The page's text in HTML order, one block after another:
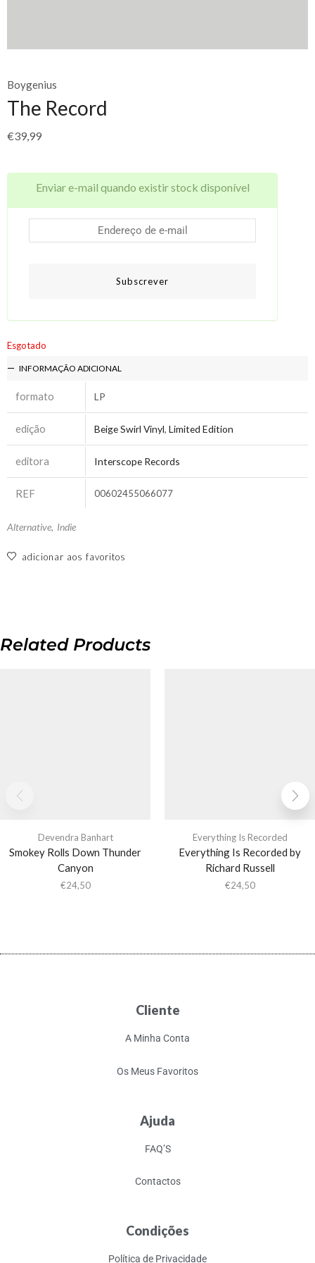
Boygenius
The Record
€39,99
Enviar e-mail quando existir stock disponível
Subscrever
Esgotado
INFORMAÇÃO ADICIONAL
formato LP
edição Beige Swirl Vinyl, Limited Edition
editora Interscope Records
REF 00602455066077
Alternative, Indie
adicionar aos favoritos
Related Products
Devendra Banhart
Smokey Rolls Down Thunder
Canyon
€24,50
Everything Is Recorded
Everything Is Recorded by
Richard Russell
€24,50
Cliente
A Minha Conta
Os Meus Favoritos
Ajuda
FAQ’S
Contactos
Condições
Política de Privacidade